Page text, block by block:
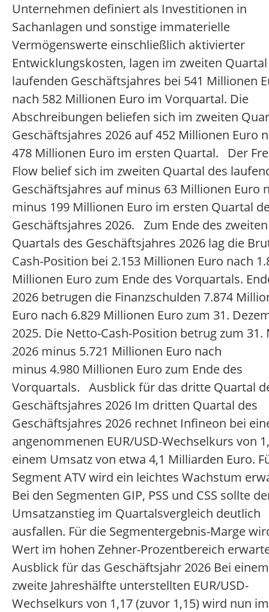
Unternehmen definiert als Investitionen in
Sachanlagen und sonstige immaterielle
Vermögenswerte einschließlich aktivierter
Entwicklungskosten, lagen im zweiten
laufenden Geschäftsjahres bei 541 Millionen
nach 582 Millionen Euro im Vorquartal. Die
Abschreibungen beliefen sich im zweiten
Geschäftsjahres 2026 auf 452 Millionen Euro
478 Millionen Euro im ersten Quartal. Der
Flow belief sich im zweiten Quartal des
Geschäftsjahres auf minus 63 Millionen Euro
minus 199 Millionen Euro im ersten Quartal
Geschäftsjahres 2026. Zum Ende des zweiten
Quartals des Geschäftsjahres 2026 lag die
Cash-Position bei 2.153 Millionen Euro nach
Millionen Euro zum Ende des Vorquartals.
2026 betrugen die Finanzschulden 7.874
Euro nach 6.829 Millionen Euro zum 31.
2025. Die Netto-Cash-Position betrug zum 31.
2026 minus 5.721 Millionen Euro nach
minus 4.980 Millionen Euro zum Ende des
Vorquartals. Ausblick für das dritte Quartal
Geschäftsjahres 2026 Im dritten Quartal des
Geschäftsjahres 2026 rechnet Infineon bei
angenommenen EUR/USD-Wechselkurs von
einem Umsatz von etwa 4,1 Milliarden Euro.
Segment ATV wird ein leichtes Wachstum
Bei den Segmenten GIP, PSS und CSS sollte
Umsatzanstieg im Quartalsvergleich deutlich
ausfallen. Für die Segmentergebnis-Marge
Wert im hohen Zehner-Prozentbereich
Ausblick für das Geschäftsjahr 2026 Bei
zweite Jahreshälfte unterstellten EUR/USD-
Wechselkurs von 1,17 (zuvor 1,15) wird nun im